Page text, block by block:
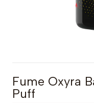
Fume Oxyra
Puff